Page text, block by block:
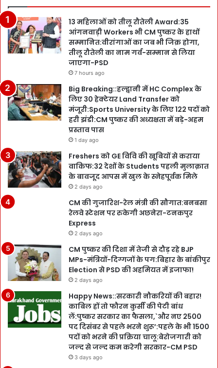
13 महिलाओं को तीलू रौतेली Award:35
आंगनवाड़ी Workers भी CM पुष्कर के हाथों
सम्मानित:वीरांगाओं का जब भी जिक्र होगा,
तीलू रौतेली का नाम गर्व-सम्मान से लिया
जाएगा-PSD
7 hours ago
Big Breaking::हल्द्वानी में HC Complex के
लिए 30 हेक्टेयर Land Transfer को
मंजूरी:Sports University के लिए 122 पदों को
हरी झंडी:CM पुष्कर की अध्यक्षता में बड़े-अहम
प्रस्ताव पास
1 day ago
Freshers को GE विवि की खूबियों से कराया
वाकिफ:32 देशों के Students पहली मुलाक़ात
के बावजूद आपस में खुल के स्नेहपूर्वक मिले
2 days ago
CM की गुजारिश-रेल मंत्री की सौगात:बनबसा
रेलवे स्टेशन पर रुकेगी अछनेरा-टनकपुर
Express
2 days ago
CM पुष्कर की दिशा में तेजी से दौड़ रहे BJP
MPs-मंत्रियों-दिग्गजों के पग:बिहार के बांकीपुर
Election से PSD की अहमियत में इजाफा!
2 days ago
Happy News::सरकारी नौकरियों की बहार!
काबिल हों तो फौरन कुर्सी की पेटी बांध
लें:पुष्कर सरकार का फैसला,`और नए 2500
पद दिसंबर से पहले भरने शुरू’:पहले के भी 1500
पदों को भरने की प्रक्रिया चालू:बेरोजगारी को
जल्द से जल्द कम करेगी सरकार-CM PSD
3 days ago